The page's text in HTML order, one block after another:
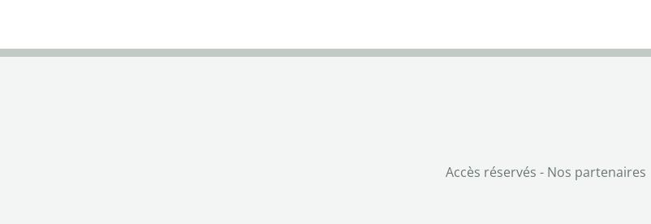
Accès réservés - Nos partenaires